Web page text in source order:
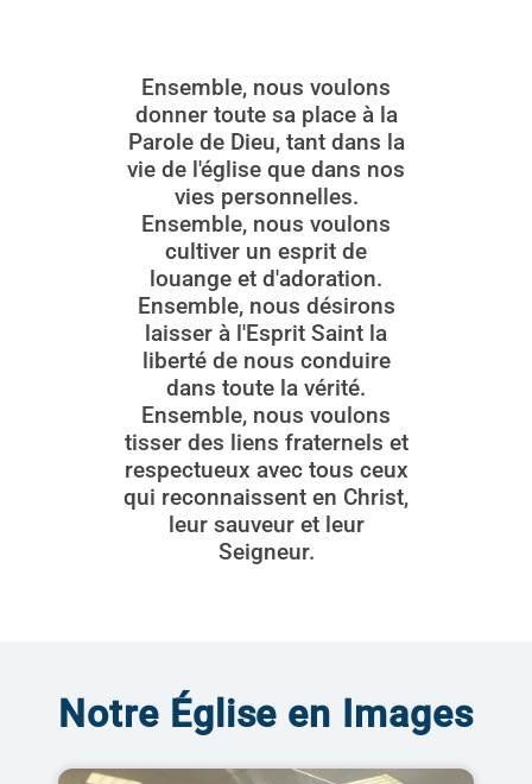
Ensemble, nous voulons
donner toute sa place à la
Parole de Dieu, tant dans la
vie de l'église que dans nos
vies personnelles.
Ensemble, nous voulons
cultiver un esprit de
louange et d'adoration.
Ensemble, nous désirons
laisser à l'Esprit Saint la
liberté de nous conduire
dans toute la vérité.
Ensemble, nous voulons
tisser des liens fraternels et
respectueux avec tous ceux
qui reconnaissent en Christ,
leur sauveur et leur
Seigneur.
Notre Église en Images